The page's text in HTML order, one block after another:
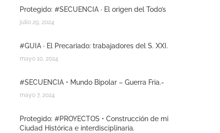
Protegido: #SECUENCIA · El origen del Todo’s
julio 29, 2024
#GUIA · El Precariado: trabajadores del S. XXI.
mayo 10, 2024
#SECUENCIA • Mundo Bipolar – Guerra Fria.-
mayo 7, 2024
Protegido: #PROYECTOS • Construcción de mi
Ciudad Histórica e interdisciplinaria.